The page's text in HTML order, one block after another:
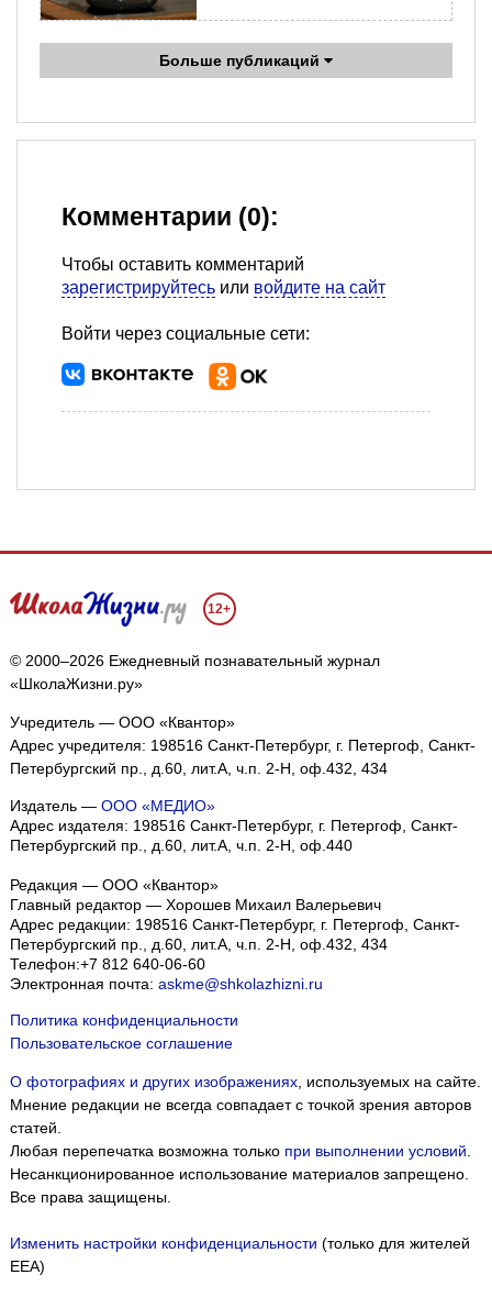
Больше публикаций
Комментарии (0):
Чтобы оставить комментарий
зарегистрируйтесь или войдите на сайт
Войти через социальные сети:
12+
© 2000–2026 Ежедневный познавательный журнал
«ШколаЖизни.ру»
Учредитель — ООО «Квантор»
Адрес учредителя: 198516 Санкт-Петербург, г. Петергоф, Санкт-
Петербургский пр., д.60, лит.А, ч.п. 2-Н, оф.432, 434
Издатель — ООО «МЕДИО»
Адрес издателя: 198516 Санкт-Петербург, г. Петергоф, Санкт-
Петербургский пр., д.60, лит.А, ч.п. 2-Н, оф.440
Редакция — ООО «Квантор»
Главный редактор — Хорошев Михаил Валерьевич
Адрес редакции: 198516 Санкт-Петербург, г. Петергоф Санкт-
Петербургский пр., д.60, лит.А, ч.п. 2-Н, оф.432, 434
Телефон:+7 812 640-06-60
Электронная почта: askme@shkolazhizni.ru
Политика конфиденциальности
Пользовательское соглашение
О фотографиях и других изображениях, используемых на сайте.
Мнение редакции не всегда совпадает с точкой зрения авторов
статей.
Любая перепечатка возможна только при выполнении условий
Несанкционированное использование материалов запрещено.
Все права защищены.
Изменить настройки конфиденциальности (только для жителей
EEA)